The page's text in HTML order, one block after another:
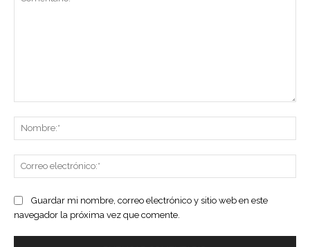
Guardar mi nombre, correo electrónico y sitio web en este
navegador la próxima vez que comente.